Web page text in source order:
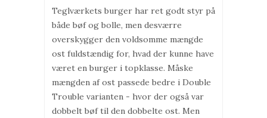
Teglværkets burger har ret godt styr på
både bøf og bolle, men desværre
overskygger den voldsomme mængde
ost fuldstændig for, hvad der kunne have
været en burger i topklasse. Måske
mængden af ost passede bedre i Double
Trouble varianten - hvor der også var
dobbelt bøf til den dobbelte ost. Men